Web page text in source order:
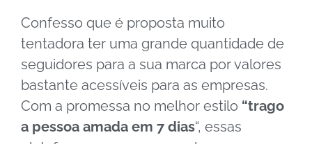
Confesso que é proposta muito
tentadora ter uma grande quantidade de
seguidores para a sua marca por valores
bastante acessíveis para as empresas.
Com a promessa no melhor estilo “trago
a pessoa amada em 7 dias“, essas